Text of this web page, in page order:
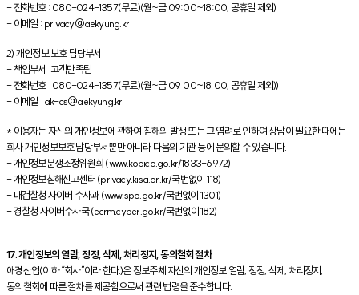
- 전화번호 : 080-024-1357(무료)(월~금 09:00~18:00, 공휴일 제외)
- 이메일 : privacy@aekyung.kr
2) 개인정보 보호 담당부서
- 책임부서: 고객만족팀
- 전화번호 : 080-024-1357(무료)(월~금 09:00~18:00, 공휴일 제외))
- 이메일 : ak-cs@aekyung.kr
* 이용자는 자신의 개인정보에 관하여 침해의 발생 또는 그 염려로 인하여 상담이 필요한 때에는
회사 개인정보보호 담당부서뿐만 아니라 다음의 기관 등에 문의할 수 있습니다.
- 개인정보분쟁조정위원회 (www.kopico.go.kr/1833-6972)
- 개인정보침해신고센터 (privacy.kisa.or.kr/국번없이 118)
- 대검찰청 사이버 수사과 (www.spo.go.kr/국번없이 1301)
- 경찰청 사이버수사국 (ecrm.cyber.go.kr/국번없이 182)
17. 개인정보의 열람, 정정, 삭제, 처리정지, 동의철회 절차
애경산업(이하 “회사”이라 한다.)은 정보주체 자신의 개인정보 열람, 정정, 삭제, 처리정지,
동의철회에 따른 절차를 제공함으로써 관련 법령을 준수합니다.